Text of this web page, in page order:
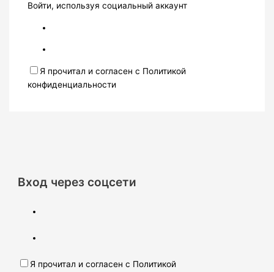
Войти, используя социальный аккаунт
Я прочитал и согласен с Политикой
конфиденциальности
Вход через соцсети
Я прочитал и согласен с Политикой